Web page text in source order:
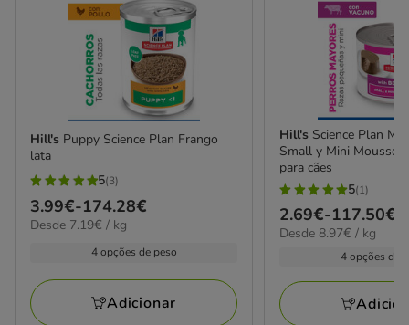
Hill's Puppy Science Plan Frango
lata
5
estrelas
com
avaliações
5(3)
Preço
de
174.28€
3.99€-174.28€
7.19€
Desde 7.19€ / kg
4 opções de peso
Adicionar
Hill's Science Plan
Small y Mini Mousse
para cães
5
estrelas
com
avaliações
5(1)
Preço
de
117.50€
2.69€-117.50€
8.97€
Desde 8.97€ / kg
4 opções de